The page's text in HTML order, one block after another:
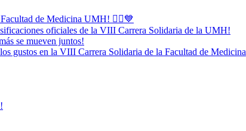
de Medicina UMH! 🏃‍♀️💙
oficiales de la VIII Carrera Solidaria de la UMH!
se mueven juntos!
gustos en la VIII Carrera Solidaria de la Facultad de Medicina